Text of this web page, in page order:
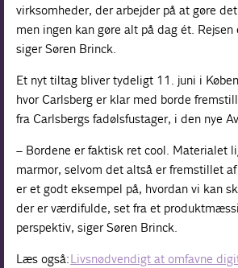
virksomheder, der arbejder på at gøre
men ingen kan gøre alt på dag ét.
siger Søren Brinck.
Et nyt tiltag bliver tydeligt 11. juni i
hvor Carlsberg er klar med borde
fra Carlsbergs fadølsfustager, i den nye
– Bordene er faktisk ret cool. Materialet
marmor, selvom det altså er fremstillet
er et godt eksempel på, hvordan vi kan
der er værdifulde, set fra et
perspektiv, siger Søren Brinck.
Læs også:Livsnødvendigt at omfavne